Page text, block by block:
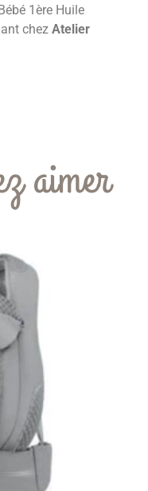
1ère Huile
chez Atelier
aimer